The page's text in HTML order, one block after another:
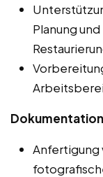
Planung
Dokumentation
Anfertigung